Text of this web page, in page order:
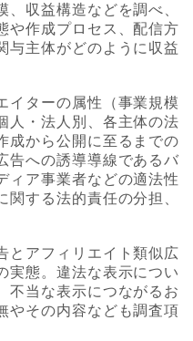
収益構造などを調べ、
や作成プロセス、配信方
与主体がどのように収益
ターの属性（事業規模
人・法人別、各主体の法
成から公開に至るまでの
告への誘導導線であるバ
ィア事業者などの適法性
する法的責任の分担、
アフィリエイト類似広
実態。違法な表示につい
不当な表示につながるお
やその内容なども調査項